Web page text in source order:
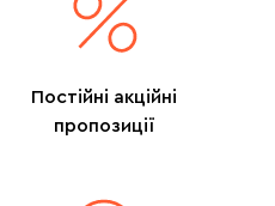
Постійні акційні
пропозиції